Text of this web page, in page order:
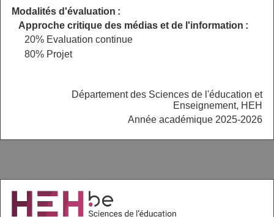
Modalités d'évaluation :
Approche critique des médias et de l'information :
20% Evaluation continue
80% Projet
Département des Sciences de l'éducation et
Enseignement, HEH
Année académique 2025-2026